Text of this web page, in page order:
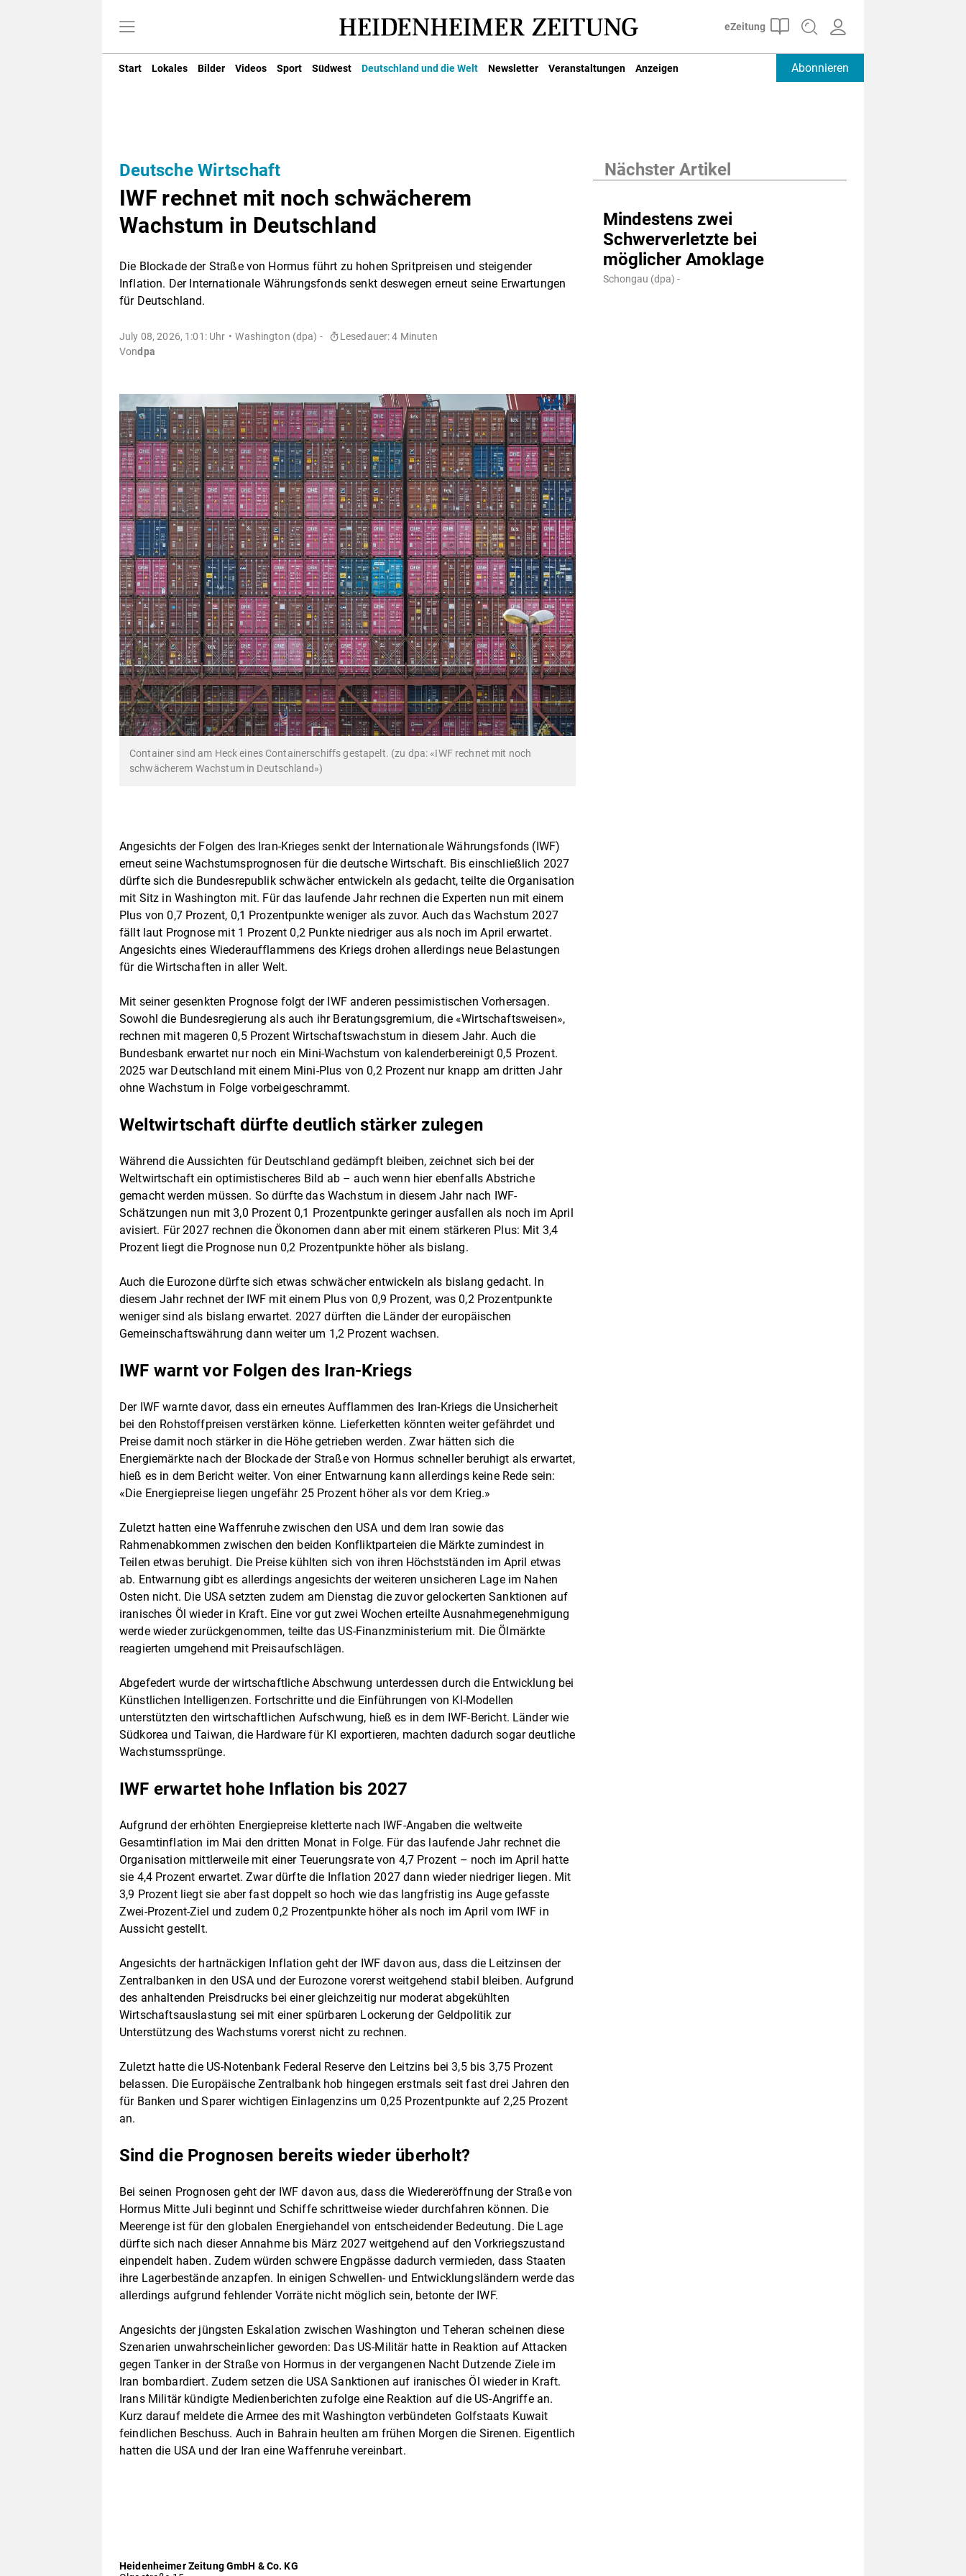
Start Lokales Bilder Videos Sport Südwest Deutschland und die Welt Newsletter Veranstaltungen Anzeigen Abonnieren
Deutsche Wirtschaft
IWF rechnet mit noch schwächerem
Wachstum in Deutschland
Die Blockade der Straße von Hormus führt zu hohen Spritpreisen und steigender
Inflation. Der Internationale Währungsfonds senkt deswegen erneut seine Erwartungen
für Deutschland.
July 08, 2026, 1:01: Uhr Washington (dpa) -
Lesedauer: 4 Minuten
Vondpa
Container sind am Heck eines Containerschiffs gestapelt. (zu dpa: «IWF rechnet mit noch
schwächerem Wachstum in Deutschland»)
Angesichts der Folgen des Iran-Krieges senkt der Internationale Währungsfonds (IWF)
erneut seine Wachstumsprognosen für die deutsche Wirtschaft. Bis einschließlich 2027
dürfte sich die Bundesrepublik schwächer entwickeln als gedacht, teilte die Organisation
mit Sitz in Washington mit. Für das laufende Jahr rechnen die Experten nun mit einem
Plus von 0,7 Prozent, 0,1 Prozentpunkte weniger als zuvor. Auch das Wachstum 2027
fällt laut Prognose mit 1 Prozent 0,2 Punkte niedriger aus als noch im April erwartet.
Angesichts eines Wiederaufflammens des Kriegs drohen allerdings neue Belastungen
für die Wirtschaften in aller Welt.
Mit seiner gesenkten Prognose folgt der IWF anderen pessimistischen Vorhersagen.
Sowohl die Bundesregierung als auch ihr Beratungsgremium, die «Wirtschaftsweisen»,
rechnen mit mageren 0,5 Prozent Wirtschaftswachstum in diesem Jahr. Auch die
Bundesbank erwartet nur noch ein Mini-Wachstum von kalenderbereinigt 0,5 Prozent.
2025 war Deutschland mit einem Mini-Plus von 0,2 Prozent nur knapp am dritten Jahr
ohne Wachstum in Folge vorbeigeschrammt.
Weltwirtschaft dürfte deutlich stärker zulegen
Während die Aussichten für Deutschland gedämpft bleiben, zeichnet sich bei der
Weltwirtschaft ein optimistischeres Bild ab – auch wenn hier ebenfalls Abstriche
gemacht werden müssen. So dürfte das Wachstum in diesem Jahr nach IWF-
Schätzungen nun mit 3,0 Prozent 0,1 Prozentpunkte geringer ausfallen als noch im April
avisiert. Für 2027 rechnen die Ökonomen dann aber mit einem stärkeren Plus: Mit 3,4
Prozent liegt die Prognose nun 0,2 Prozentpunkte höher als bislang.
Auch die Eurozone dürfte sich etwas schwächer entwickeln als bislang gedacht. In
diesem Jahr rechnet der IWF mit einem Plus von 0,9 Prozent, was 0,2 Prozentpunkte
weniger sind als bislang erwartet. 2027 dürften die Länder der europäischen
Gemeinschaftswährung dann weiter um 1,2 Prozent wachsen.
IWF warnt vor Folgen des Iran-Kriegs
Der IWF warnte davor, dass ein erneutes Aufflammen des Iran-Kriegs die Unsicherheit
bei den Rohstoffpreisen verstärken könne. Lieferketten könnten weiter gefährdet und
Preise damit noch stärker in die Höhe getrieben werden. Zwar hätten sich die
Energiemärkte nach der Blockade der Straße von Hormus schneller beruhigt als erwartet,
hieß es in dem Bericht weiter. Von einer Entwarnung kann allerdings keine Rede sein:
«Die Energiepreise liegen ungefähr 25 Prozent höher als vor dem Krieg.»
Zuletzt hatten eine Waffenruhe zwischen den USA und dem Iran sowie das
Rahmenabkommen zwischen den beiden Konfliktparteien die Märkte zumindest in
Teilen etwas beruhigt. Die Preise kühlten sich von ihren Höchstständen im April etwas
ab. Entwarnung gibt es allerdings angesichts der weiteren unsicheren Lage im Nahen
Osten nicht. Die USA setzten zudem am Dienstag die zuvor gelockerten Sanktionen auf
iranisches Öl wieder in Kraft. Eine vor gut zwei Wochen erteilte Ausnahmegenehmigung
werde wieder zurückgenommen, teilte das US-Finanzministerium mit. Die Ölmärkte
reagierten umgehend mit Preisaufschlägen.
Abgefedert wurde der wirtschaftliche Abschwung unterdessen durch die Entwicklung bei
Künstlichen Intelligenzen. Fortschritte und die Einführungen von KI-Modellen
unterstützten den wirtschaftlichen Aufschwung, hieß es in dem IWF-Bericht. Länder wie
Südkorea und Taiwan, die Hardware für KI exportieren, machten dadurch sogar deutliche
Wachstumssprünge.
IWF erwartet hohe Inflation bis 2027
Aufgrund der erhöhten Energiepreise kletterte nach IWF-Angaben die weltweite
Gesamtinflation im Mai den dritten Monat in Folge. Für das laufende Jahr rechnet die
Organisation mittlerweile mit einer Teuerungsrate von 4,7 Prozent – noch im April hatte
sie 4,4 Prozent erwartet. Zwar dürfte die Inflation 2027 dann wieder niedriger liegen. Mit
3,9 Prozent liegt sie aber fast doppelt so hoch wie das langfristig ins Auge gefasste
Zwei-Prozent-Ziel und zudem 0,2 Prozentpunkte höher als noch im April vom IWF in
Aussicht gestellt.
Angesichts der hartnäckigen Inflation geht der IWF davon aus, dass die Leitzinsen der
Zentralbanken in den USA und der Eurozone vorerst weitgehend stabil bleiben. Aufgrund
des anhaltenden Preisdrucks bei einer gleichzeitig nur moderat abgekühlten
Wirtschaftsauslastung sei mit einer spürbaren Lockerung der Geldpolitik zur
Unterstützung des Wachstums vorerst nicht zu rechnen.
Zuletzt hatte die US-Notenbank Federal Reserve den Leitzins bei 3,5 bis 3,75 Prozent
belassen. Die Europäische Zentralbank hob hingegen erstmals seit fast drei Jahren den
für Banken und Sparer wichtigen Einlagenzins um 0,25 Prozentpunkte auf 2,25 Prozent
an.
Sind die Prognosen bereits wieder überholt?
Bei seinen Prognosen geht der IWF davon aus, dass die Wiedereröffnung der Straße von
Hormus Mitte Juli beginnt und Schiffe schrittweise wieder durchfahren können. Die
Meerenge ist für den globalen Energiehandel von entscheidender Bedeutung. Die Lage
dürfte sich nach dieser Annahme bis März 2027 weitgehend auf den Vorkriegszustand
einpendelt haben. Zudem würden schwere Engpässe dadurch vermieden, dass Staaten
ihre Lagerbestände anzapfen. In einigen Schwellen- und Entwicklungsländern werde das
allerdings aufgrund fehlender Vorräte nicht möglich sein, betonte der IWF.
Angesichts der jüngsten Eskalation zwischen Washington und Teheran scheinen diese
Szenarien unwahrscheinlicher geworden: Das US-Militär hatte in Reaktion auf Attacken
gegen Tanker in der Straße von Hormus in der vergangenen Nacht Dutzende Ziele im
Iran bombardiert. Zudem setzen die USA Sanktionen auf iranisches Öl wieder in Kraft.
Irans Militär kündigte Medienberichten zufolge eine Reaktion auf die US-Angriffe an.
Kurz darauf meldete die Armee des mit Washington verbündeten Golfstaats Kuwait
feindlichen Beschuss. Auch in Bahrain heulten am frühen Morgen die Sirenen. Eigentlich
hatten die USA und der Iran eine Waffenruhe vereinbart.
Nächster Artikel
Mindestens zwei
Schwerverletzte bei
möglicher Amoklage
Schongau (dpa) -
Heidenheimer Zeitung GmbH & Co. KG